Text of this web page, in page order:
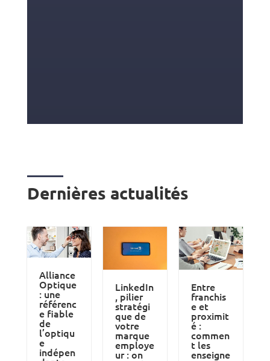
Dernières actualités
Alliance
Optique
: une
référenc
e fiable
de
l’optiqu
e
indépen
LinkedIn
, pilier
stratégi
que de
votre
marque
employe
ur : on
Entre
franchis
e et
proximit
é :
commen
t les
enseigne